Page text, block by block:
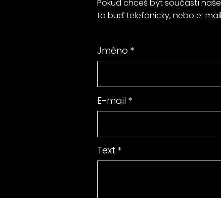
Pokud chceš být součástí
to buď telefonicky, nebo e-
Jméno *
E-mail *
Text *